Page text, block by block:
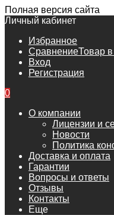
Полная версия сайта
Личный кабинет
Избранное
СравнениеТовар
Вход
Регистрация
0
О компании
Лицензии и
Новости
Политика
Доставка и оплата
Гарантии
Вопросы и ответы
Отзывы
Контакты
Еще